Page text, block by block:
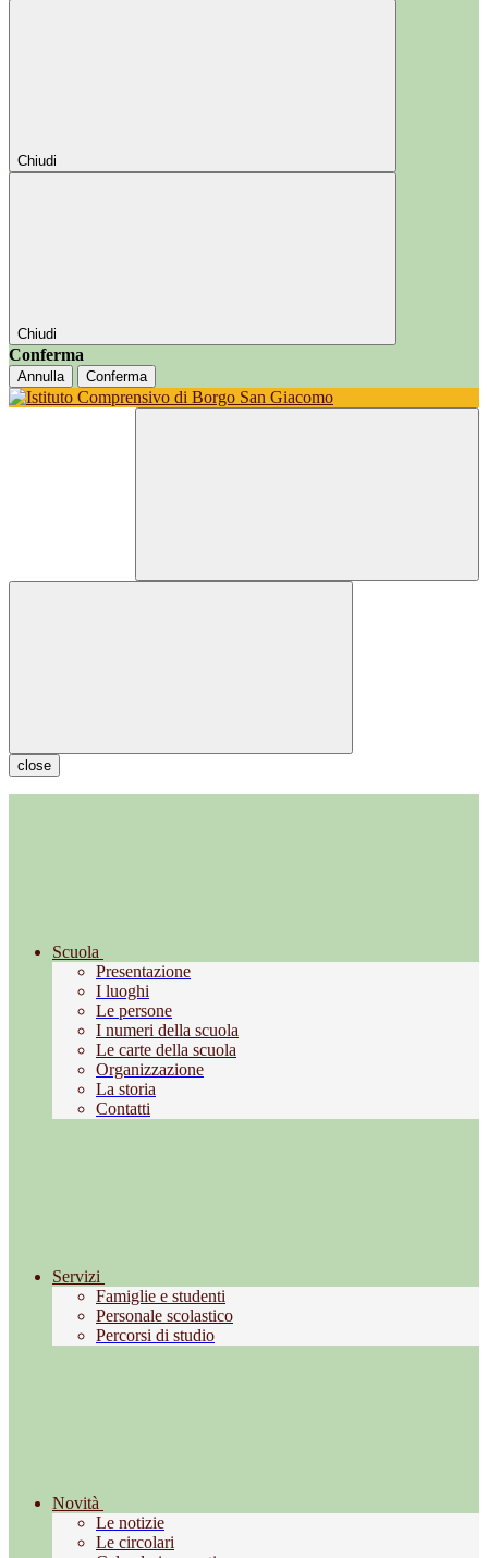
Chiudi
Chiudi
Conferma
Annulla Conferma
close
Scuola
Presentazione
I luoghi
Le persone
I numeri della scuola
Le carte della scuola
Organizzazione
La storia
Contatti
Servizi
Famiglie e studenti
Personale scolastico
Percorsi di studio
Novità
Le notizie
Le circolari